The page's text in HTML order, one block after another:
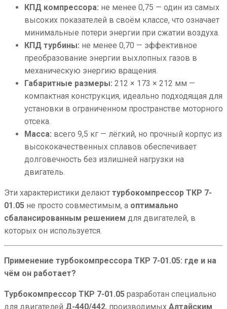
КПД компрессора: не менее 0,75 — один из самых
высоких показателей в своём классе, что означает
минимальные потери энергии при сжатии воздуха.
КПД турбины: не менее 0,70 — эффективное
преобразование энергии выхлопных газов в
механическую энергию вращения.
Габаритные размеры: 212 × 173 × 212 мм —
компактная конструкция, идеально подходящая для
установки в ограниченном пространстве моторного
отсека.
Масса: всего 9,5 кг — лёгкий, но прочный корпус из
высококачественных сплавов обеспечивает
долговечность без излишней нагрузки на
двигатель.
Эти характеристики делают турбокомпрессор ТКР 7-
01.05 не просто совместимым, а оптимально
сбалансированным решением для двигателей, в
которых он используется.
Применение турбокомпрессора ТКР 7-01.05: где и на
чём он работает?
Турбокомпрессор ТКР 7-01.05 разработан специально
для двигателей Д-440/442, производимых Алтайским